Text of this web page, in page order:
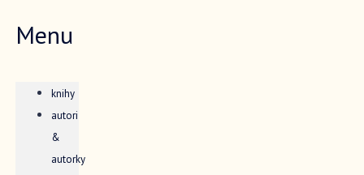
Menu
knihy
autori
&
autorky